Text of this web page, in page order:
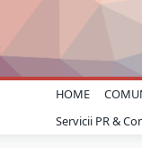
HOME
Servicii PR &